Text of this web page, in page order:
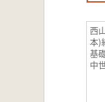
西
本)
基
中